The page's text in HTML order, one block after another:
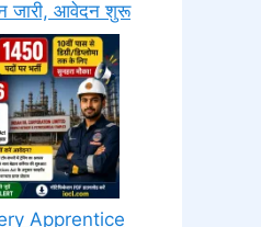
जारी, आवेदन शुरू
Apprentice